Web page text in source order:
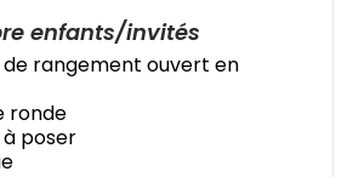
enfants/invités
de rangement ouvert en
ronde
poser